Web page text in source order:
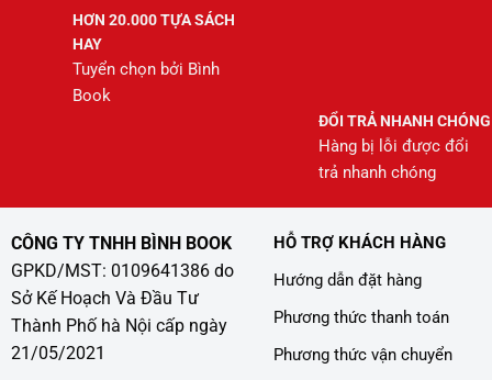
HƠN 20.000 TỰA SÁCH
HAY
Tuyển chọn bởi Bình
Book
ĐỔI TRẢ NHANH CHÓNG
Hàng bị lỗi được đổi
trả nhanh chóng
CÔNG TY TNHH BÌNH BOOK
GPKD/MST: 0109641386 do
Sở Kế Hoạch Và Đầu Tư
Thành Phố hà Nội cấp ngày
21/05/2021
HỖ TRỢ KHÁCH HÀNG
Hướng dẫn đặt hàng
Phương thức thanh toán
Phương thức vận chuyển